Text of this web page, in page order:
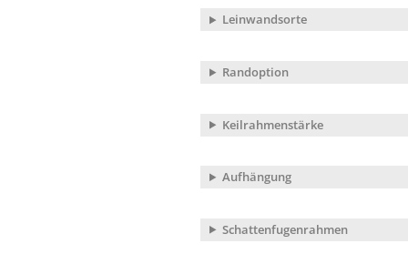
Leinwandsorte
Randoption
Keilrahmenstärke
Aufhängung
Schattenfugenrahmen